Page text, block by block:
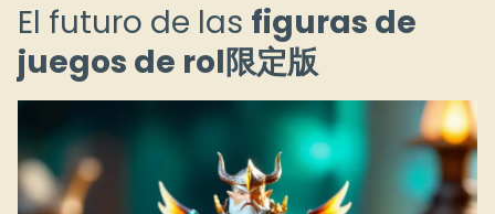
El futuro de las figuras de
juegos de rol限定版